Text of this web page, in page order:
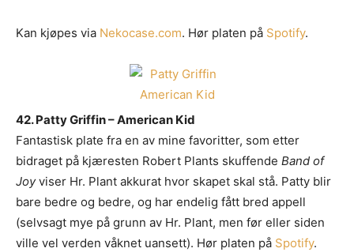
Kan kjøpes via Nekocase.com. Hør platen på Spotify.
42. Patty Griffin – American Kid
Fantastisk plate fra en av mine favoritter, som etter
bidraget på kjæresten Robert Plants skuffende Band of
Joyviser Hr. Plant akkurat hvor skapet skal stå. Patty blir
bare bedre og bedre, og har endelig fått bred appell
(selvsagt mye på grunn av Hr. Plant, men før eller siden
ville vel verden våknet uansett). Hør platen på Spotify.